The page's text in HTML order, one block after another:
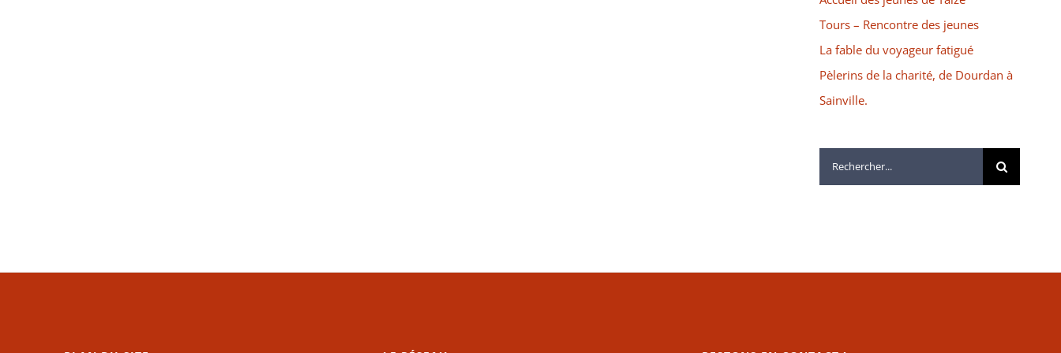
Tours – Rencontre des jeunes
La fable du voyageur fatigué
Pèlerins de la charité, de Dourdan à
Sainville.
Rechercher: